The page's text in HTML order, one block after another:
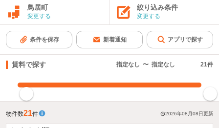
鳥居町
変更する
絞り込み条件
変更する
条件を保存 新着通知 アプリで探す
賃料で探す 指定なし 〜 指定なし 21件
物件数21件 2026年08月08日更新